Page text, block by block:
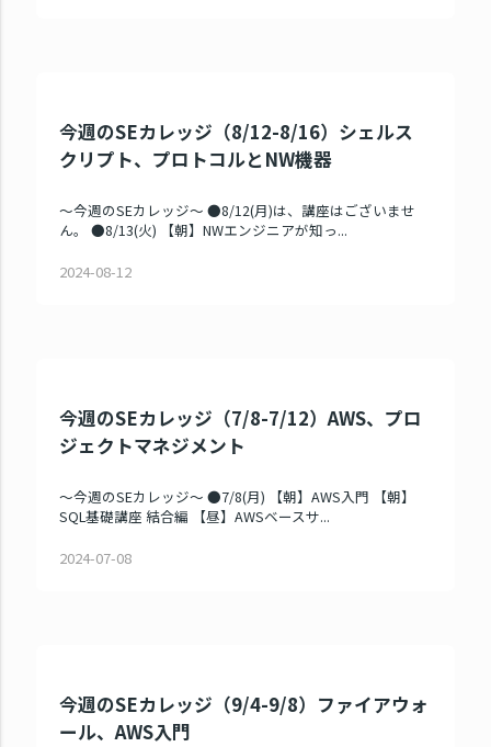
今週のSEカレッジ（8/12-8/16）シェルス
クリプト、プロトコルとNW機器
～今週のSEカレッジ～ ●8/12(月)は、講座はございませ
ん。 ●8/13(火) 【朝】NWエンジニアが知っ...
2024-08-12
今週のSEカレッジ（7/8-7/12）AWS、プロ
ジェクトマネジメント
～今週のSEカレッジ～ ●7/8(月) 【朝】AWS入門 【朝】
SQL基礎講座 結合編 【昼】AWSベースサ...
2024-07-08
今週のSEカレッジ（9/4-9/8）ファイアウォ
ール、AWS入門